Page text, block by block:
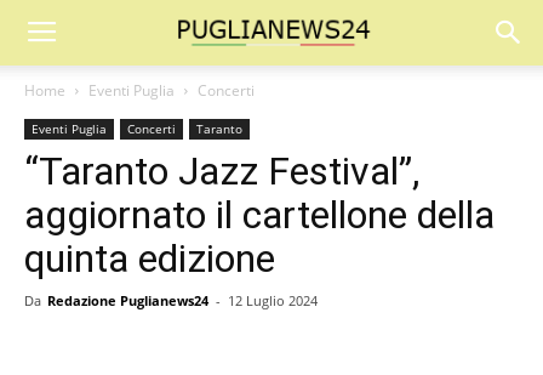
Home Eventi Puglia Concerti
Eventi Puglia Concerti Taranto
“Taranto Jazz Festival”,
aggiornato il cartellone della
quinta edizione
Da Redazione Puglianews24 - 12 Luglio 2024